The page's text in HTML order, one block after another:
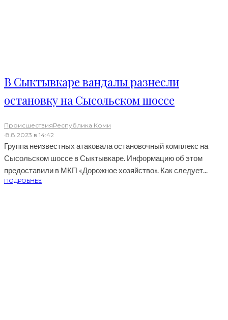
В Сыктывкаре вандалы разнесли
остановку на Сысольском шоссе
ПроисшествияРеспублика Коми
·8.8.2023 в 14:42
Группа неизвестных атаковала остановочный комплекс на
Сысольском шоссе в Сыктывкаре. Информацию об этом
предоставили в МКП «Дорожное хозяйство». Как следует...
ПОДРОБНЕЕ